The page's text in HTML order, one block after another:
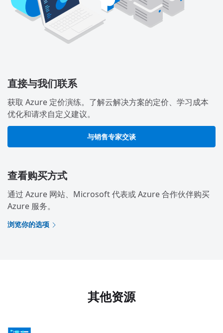
直接与我们联系
获取 Azure 定价演练。了解云解决方案的定价、学习成本
优化和请求自定义建议。
与销售专家交谈
查看购买方式
通过 Azure 网站、Microsoft 代表或 Azure 合作伙伴购买
Azure 服务。
浏览你的选项
其他资源